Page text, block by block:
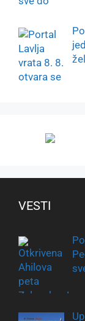
VESTI